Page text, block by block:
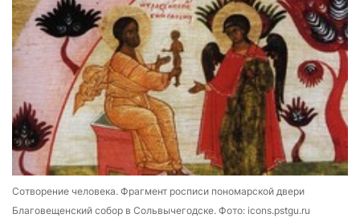
Сотворение человека. Фрагмент росписи пономарской двери
Благовещенский собор в Сольвычегодске. Фото: icons.pstgu.ru